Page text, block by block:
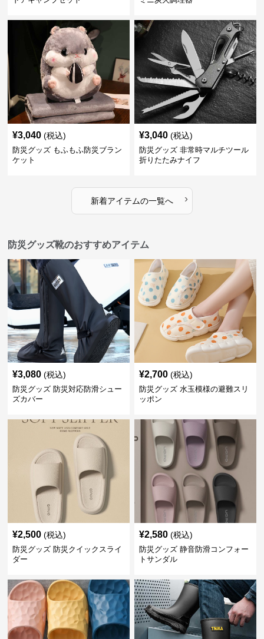
¥3,040 (税込)
防災グッズ もふもふ防災ブラン
ケット
¥3,040 (税込)
防災グッズ 非常時マルチツール
折りたたみナイフ
新着アイテムの一覧へ ›
防災グッズ靴のおすすめアイテム
¥3,080 (税込)
防災グッズ 防災対応防滑シュー
ズカバー
¥2,700 (税込)
防災グッズ 水玉模様の避難スリ
ッポン
¥2,500 (税込)
防災グッズ 防災クイックスライ
ダー
¥2,580 (税込)
防災グッズ 静音防滑コンフォー
トサンダル